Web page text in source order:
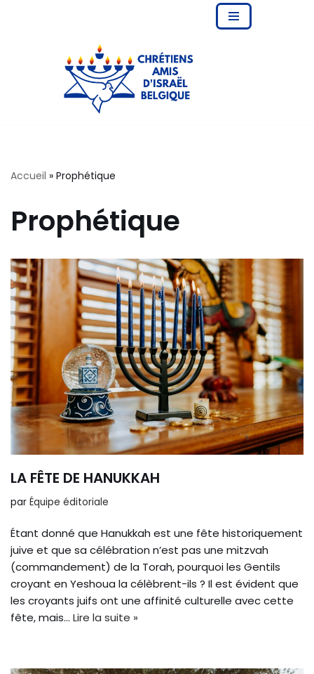
Accueil » Prophétique
Prophétique
LA FÊTE DE HANUKKAH
par Équipe éditoriale
Étant donné que Hanukkah est une fête historiquement
juive et que sa célébration n’est pas une mitzvah
(commandement) de la Torah, pourquoi les Gentils
croyant en Yeshoua la célèbrent-ils ? Il est évident que
les croyants juifs ont une affinité culturelle avec cette
fête, mais… Lire la suite »